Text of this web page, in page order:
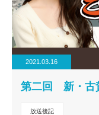
2021.03.16
第二回 新・古
放送後記